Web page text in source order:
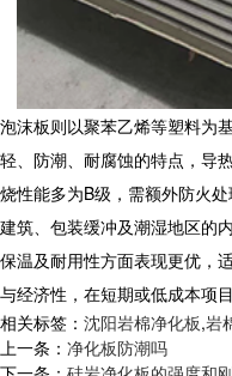
泡沫板则以聚苯乙烯等塑料为
轻、防潮、耐腐蚀的特点，导
烧性能多为B级，需额外防火
建筑、包装缓冲及潮湿地区的
保温及耐用性方面表现更优，
与经济性，在短期或低成本项
相关标签： 沈阳岩棉净化板,岩
上一条： 净化板防潮吗